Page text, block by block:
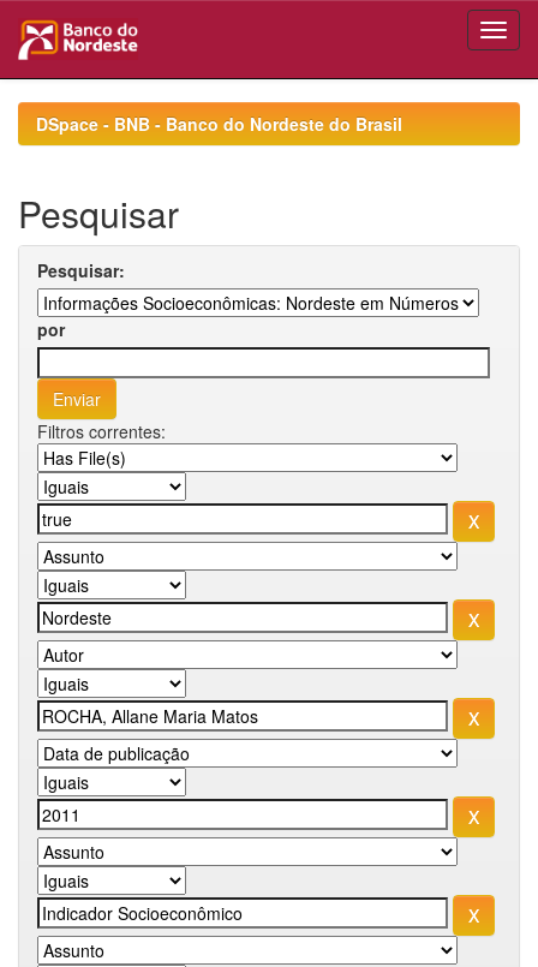
navigationDSpace - BNB - Banco do Nordeste do Brasil
Pesquisar
Pesquisar:
por
Filtros correntes: